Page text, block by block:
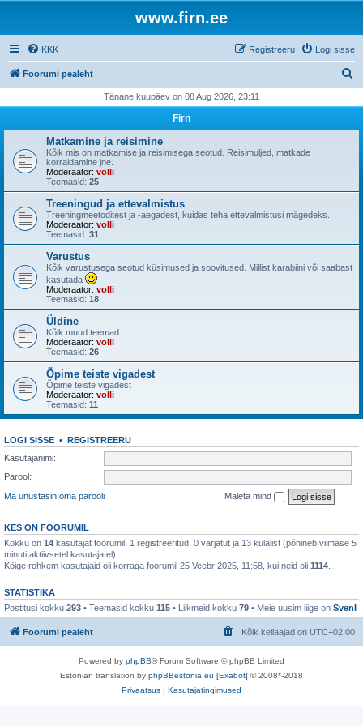
www.firn.ee
KKK Logi sisse
Registreeru
Foorumi pealeht
i
Tänane kuupäev on 08 Aug 2026, 23:11
Firn
Matkamine ja reisimine
Kõik mis on matkamise ja reisimisega seotud. Reisimuljed, matkade
korraldamine jne.
Moderaator: volli
Teemasid: 25
Treeningud ja ettevalmistus
Treeningmeetoditest ja -aegadest, kuidas teha ettevalmistusi mägedeks.
Moderaator: volli
Teemasid: 31
Varustus
Kõik varustusega seotud küsimused ja soovitused. Millist karabiini või saabast
kasutada
Moderaator: volli
Teemasid: 18
Üldine
Kõik muud teemad.
Moderaator: volli
Teemasid: 26
Õpime teiste vigadest
Õpime teiste vigadest
Moderaator: volli
Teemasid: 11
LOGI SISSE • REGISTREERU
Kasutajanimi:
Parool:
Ma unustasin oma parooli
Mäleta mind
KES ON FOORUMIL
Kokku on 14 kasutajat foorumil: 1 registreeritud, 0 varjatut ja 13 külalist (põhineb viimase 5
minuti aktiivsetel kasutajatel)
Kõige rohkem kasutajaid oli korraga foorumil 25 Veebr 2025, 11:58, kui neid oli 1114
STATISTIKA
Postitusi kokku 293 • Teemasid kokku 115 • Liikmeid kokku 79 • Meie uusim liige on SvenI
Foorumi pealeht Kõik kellaajad on UTC+02:00
Powered by phpBB® Forum Software © phpBB Limited
Estonian translation by phpBBestonia.eu [Exabot] © 2008*-2018
Privaatsus | Kasutajatingimused